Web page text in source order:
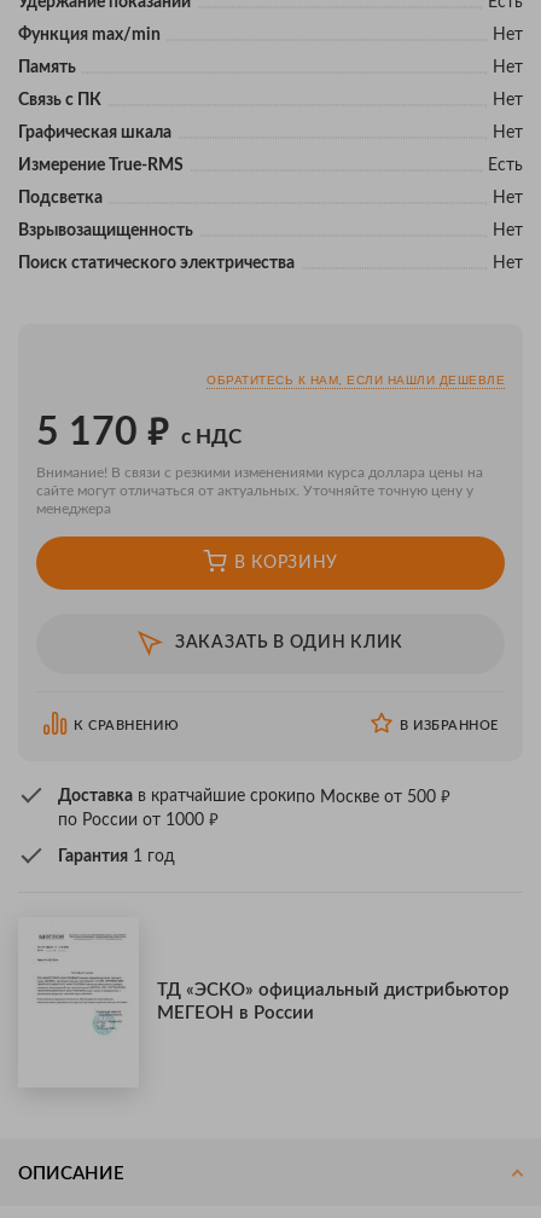
Функция max/min
Нет
Память
Нет
Связь с ПК
Нет
Графическая шкала
Нет
Измерение True-RMS
Есть
Подсветка
Нет
Взрывозащищенность
Нет
Поиск статического электричества
Нет
ОБРАТИТЕСЬ К НАМ, ЕСЛИ НАШЛИ ДЕШЕВЛЕ
5 170 ₽ с НДС
Внимание! В связи с резкими изменениями курса доллара цены на
сайте могут отличаться от актуальных. Уточняйте точную цену у
менеджера
В КОРЗИНУ
ЗАКАЗАТЬ В ОДИН КЛИК
К СРАВНЕНИЮ В ИЗБРАННОЕ
Доставка в кратчайшие срокипо Москве от 500 ₽
по России от 1000 ₽
Гарантия 1 год
ТД «ЭСКО» официальный дистрибьютор
МЕГЕОН в России
ОПИСАНИЕ